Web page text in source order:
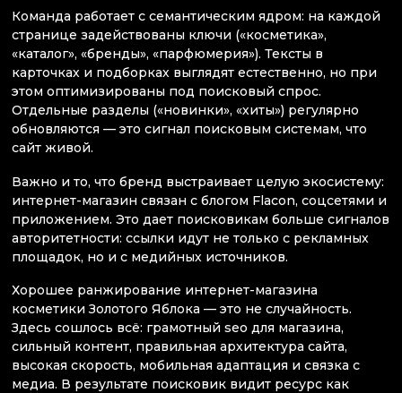
Команда работает с семантическим ядром: на каждой
странице задействованы ключи («косметика»,
«каталог», «бренды», «парфюмерия»). Тексты в
карточках и подборках выглядят естественно, но при
этом оптимизированы под поисковый спрос.
Отдельные разделы («новинки», «хиты») регулярно
обновляются — это сигнал поисковым системам, что
сайт живой.
Важно и то, что бренд выстраивает целую экосистему:
интернет-магазин связан с блогом Flacon, соцсетями и
приложением. Это дает поисковикам больше сигналов
авторитетности: ссылки идут не только с рекламных
площадок, но и с медийных источников.
Хорошее ранжирование интернет-магазина
косметики Золотого Яблока — это не случайность.
Здесь сошлось всё: грамотный seo для магазина,
сильный контент, правильная архитектура сайта,
высокая скорость, мобильная адаптация и связка с
медиа. В результате поисковик видит ресурс как